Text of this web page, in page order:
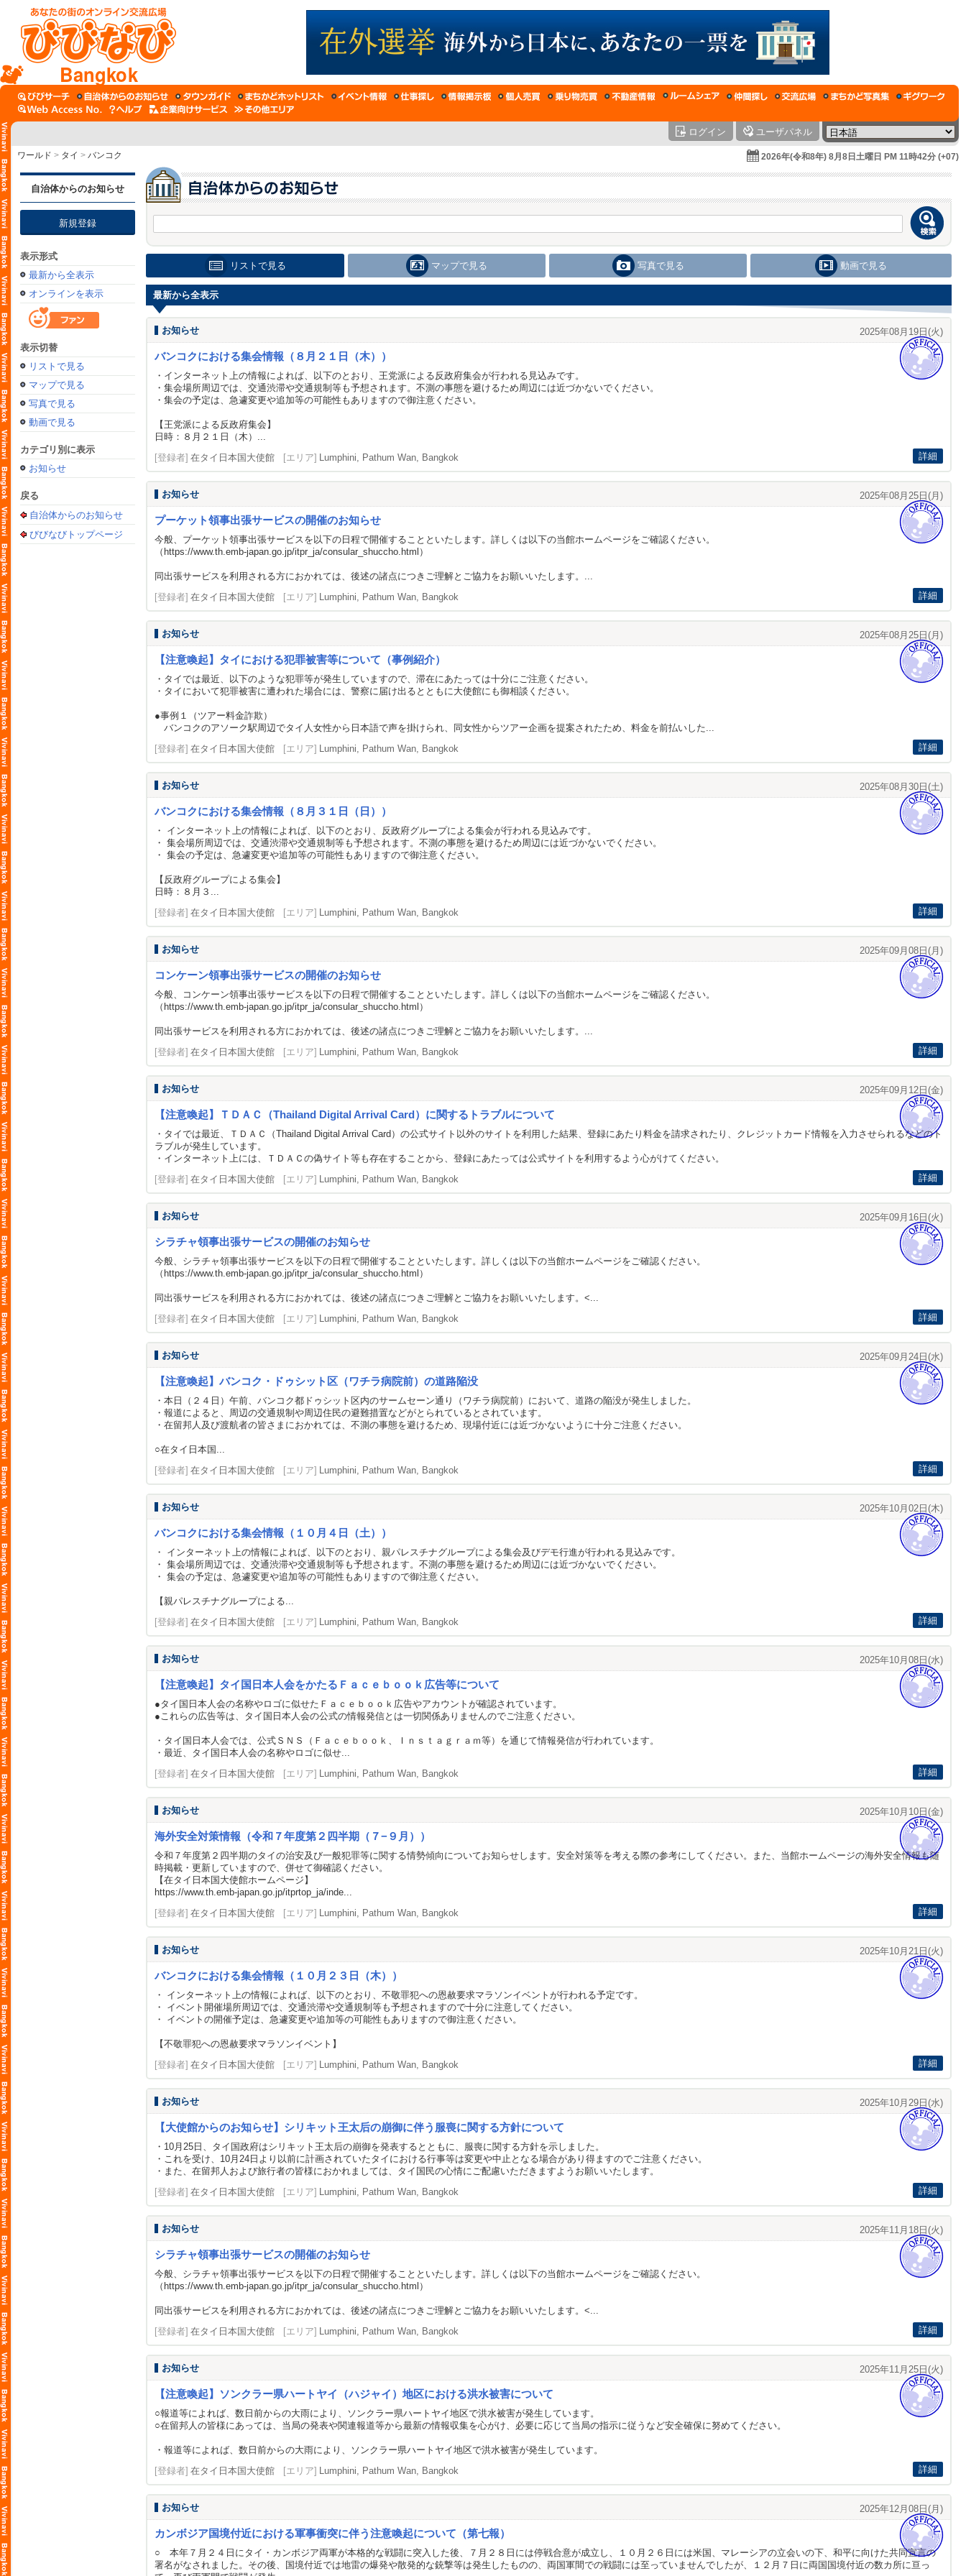
Bangkok
ログイン ユーザパネル
ワールド > タイ > バンコク 2026年(令和8年) 8月8日土曜日 PM 11時42分 (+07)
自治体からのお知らせ
新規登録
表示形式
最新から全表示
オンラインを表示
表示切替
リストで見る
マップで見る
写真で見る
動画で見る
カテゴリ別に表示
お知らせ
戻る
自治体からのお知らせ
びびなびトップページ
リストで見る マップで見る 写真で見る 動画で見る
最新から全表示
お知らせ 2025年08月19日(火)
バンコクにおける集会情報（８月２１日（木））
・インターネット上の情報によれば、以下のとおり、王党派による反政府集会が行われる見込みです。
・集会場所周辺では、交通渋滞や交通規制等も予想されます。不測の事態を避けるため周辺には近づかないでください。
・集会の予定は、急遽変更や追加等の可能性もありますので御注意ください。
【王党派による反政府集会】
日時：８月２１日（木）...
[登録者] 在タイ日本国大使館 [エリア] Lumphini, Pathum Wan, Bangkok 詳細
お知らせ 2025年08月25日(月)
プーケット領事出張サービスの開催のお知らせ
今般、プーケット領事出張サービスを以下の日程で開催することといたします。詳しくは以下の当館ホームページをご確認ください。
（ https://www.th.emb-japan.go.jp/itpr_ja/consular_shuccho.html ）
同出張サービスを利用される方におかれては、後述の諸点につきご理解とご協力をお願いいたします。...
[登録者] 在タイ日本国大使館 [エリア] Lumphini, Pathum Wan, Bangkok 詳細
お知らせ 2025年08月25日(月)
【注意喚起】タイにおける犯罪被害等について（事例紹介）
・タイでは最近、以下のような犯罪等が発生していますので、滞在にあたっては十分にご注意ください。
・タイにおいて犯罪被害に遭われた場合には、警察に届け出るとともに大使館にも御相談ください。
●事例１（ツアー料金詐欺）
バンコクのアソーク駅周辺でタイ人女性から日本語で声を掛けられ、同女性からツアー企画を提案されたため、料金を前払いした...
[登録者] 在タイ日本国大使館 [エリア] Lumphini, Pathum Wan, Bangkok 詳細
お知らせ 2025年08月30日(土)
バンコクにおける集会情報（８月３１日（日））
・ インターネット上の情報によれば、以下のとおり、反政府グループによる集会が行われる見込みです。
・ 集会場所周辺では、交通渋滞や交通規制等も予想されます。不測の事態を避けるため周辺には近づかないでください。
・ 集会の予定は、急遽変更や追加等の可能性もありますので御注意ください。
【反政府グループによる集会】
日時：８月３...
[登録者] 在タイ日本国大使館 [エリア] Lumphini, Pathum Wan, Bangkok 詳細
お知らせ 2025年09月08日(月)
コンケーン領事出張サービスの開催のお知らせ
今般、コンケーン領事出張サービスを以下の日程で開催することといたします。詳しくは以下の当館ホームページをご確認ください。
（ https://www.th.emb-japan.go.jp/itpr_ja/consular_shuccho.html ）
同出張サービスを利用される方におかれては、後述の諸点につきご理解とご協力をお願いいたします。...
[登録者] 在タイ日本国大使館 [エリア] Lumphini, Pathum Wan, Bangkok 詳細
お知らせ 2025年09月12日(金)
【注意喚起】ＴＤＡＣ（Thailand Digital Arrival Card）に関するトラブルについて
・タイでは最近、ＴＤＡＣ（Thailand Digital Arrival Card）の公式サイト以外のサイトを利用した結果、登録にあたり料金を請求されたり、クレジットカード情報を入力させられるなどのト
ラブルが発生しています。
・インターネット上には、ＴＤＡＣの偽サイト等も存在することから、登録にあたっては公式サイトを利用するよう心がけてください。
[登録者] 在タイ日本国大使館 [エリア] Lumphini, Pathum Wan, Bangkok 詳細
お知らせ 2025年09月16日(火)
シラチャ領事出張サービスの開催のお知らせ
今般、シラチャ領事出張サービスを以下の日程で開催することといたします。詳しくは以下の当館ホームページをご確認ください。
（ https://www.th.emb-japan.go.jp/itpr_ja/consular_shuccho.html ）
同出張サービスを利用される方におかれては、後述の諸点につきご理解とご協力をお願いいたします。<...
[登録者] 在タイ日本国大使館 [エリア] Lumphini, Pathum Wan, Bangkok 詳細
お知らせ 2025年09月24日(水)
【注意喚起】バンコク・ドゥシット区（ワチラ病院前）の道路陥没
・本日（２４日）午前、バンコク都ドゥシット区内のサームセーン通り（ワチラ病院前）において、道路の陥没が発生しました。
・報道によると、周辺の交通規制や周辺住民の避難措置などがとられているとされています。
・在留邦人及び渡航者の皆さまにおかれては、不測の事態を避けるため、現場付近には近づかないように十分ご注意ください。
○在タイ日本国...
[登録者] 在タイ日本国大使館 [エリア] Lumphini, Pathum Wan, Bangkok 詳細
お知らせ 2025年10月02日(木)
バンコクにおける集会情報（１０月４日（土））
・ インターネット上の情報によれば、以下のとおり、親パレスチナグループによる集会及びデモ行進が行われる見込みです。
・ 集会場所周辺では、交通渋滞や交通規制等も予想されます。不測の事態を避けるため周辺には近づかないでください。
・ 集会の予定は、急遽変更や追加等の可能性もありますので御注意ください。
【親パレスチナグループによる...
[登録者] 在タイ日本国大使館 [エリア] Lumphini, Pathum Wan, Bangkok 詳細
お知らせ 2025年10月08日(水)
【注意喚起】タイ国日本人会をかたるＦａｃｅｂｏｏｋ広告等について
●タイ国日本人会の名称やロゴに似せたＦａｃｅｂｏｏｋ広告やアカウントが確認されています。
●これらの広告等は、タイ国日本人会の公式の情報発信とは一切関係ありませんのでご注意ください。
・タイ国日本人会では、公式ＳＮＳ（Ｆａｃｅｂｏｏｋ、Ｉｎｓｔａｇｒａｍ等）を通じて情報発信が行われています。
・最近、タイ国日本人会の名称やロゴに似せ...
[登録者] 在タイ日本国大使館 [エリア] Lumphini, Pathum Wan, Bangkok 詳細
お知らせ 2025年10月10日(金)
海外安全対策情報（令和７年度第２四半期（７−９月））
令和７年度第２四半期のタイの治安及び一般犯罪等に関する情勢傾向についてお知らせします。安全対策等を考える際の参考にしてください。また、当館ホームページの海外安全情報も随
時掲載・更新していますので、併せて御確認ください。
【在タイ日本国大使館ホームページ】
https://www.th.emb-japan.go.jp/itprtop_ja/inde...
[登録者] 在タイ日本国大使館 [エリア] Lumphini, Pathum Wan, Bangkok 詳細
お知らせ 2025年10月21日(火)
バンコクにおける集会情報（１０月２３日（木））
・ インターネット上の情報によれば、以下のとおり、不敬罪犯への恩赦要求マラソンイベントが行われる予定です。
・ イベント開催場所周辺では、交通渋滞や交通規制等も予想されますので十分に注意してください。
・ イベントの開催予定は、急遽変更や追加等の可能性もありますので御注意ください。
【不敬罪犯への恩赦要求マラソンイベント】
[登録者] 在タイ日本国大使館 [エリア] Lumphini, Pathum Wan, Bangkok 詳細
お知らせ 2025年10月29日(水)
【大使館からのお知らせ】シリキット王太后の崩御に伴う服喪に関する方針について
・10月25日、タイ国政府はシリキット王太后の崩御を発表するとともに、服喪に関する方針を示しました。
・これを受け、10月24日より以前に計画されていたタイにおける行事等は変更や中止となる場合があり得ますのでご注意ください。
・また、在留邦人および旅行者の皆様におかれましては、タイ国民の心情にご配慮いただきますようお願いいたします。
[登録者] 在タイ日本国大使館 [エリア] Lumphini, Pathum Wan, Bangkok 詳細
お知らせ 2025年11月18日(火)
シラチャ領事出張サービスの開催のお知らせ
今般、シラチャ領事出張サービスを以下の日程で開催することといたします。詳しくは以下の当館ホームページをご確認ください。
（ https://www.th.emb-japan.go.jp/itpr_ja/consular_shuccho.html ）
同出張サービスを利用される方におかれては、後述の諸点につきご理解とご協力をお願いいたします。<...
[登録者] 在タイ日本国大使館 [エリア] Lumphini, Pathum Wan, Bangkok 詳細
お知らせ 2025年11月25日(火)
【注意喚起】ソンクラー県ハートヤイ（ハジャイ）地区における洪水被害について
○報道等によれば、数日前からの大雨により、ソンクラー県ハートヤイ地区で洪水被害が発生しています。
○在留邦人の皆様にあっては、当局の発表や関連報道等から最新の情報収集を心がけ、必要に応じて当局の指示に従うなど安全確保に努めてください。
・報道等によれば、数日前からの大雨により、ソンクラー県ハートヤイ地区で洪水被害が発生しています。
[登録者] 在タイ日本国大使館 [エリア] Lumphini, Pathum Wan, Bangkok 詳細
お知らせ 2025年12月08日(月)
カンボジア国境付近における軍事衝突に伴う注意喚起について（第七報）
○ 本年７月２４日にタイ・カンボジア両軍が本格的な戦闘に突入した後、７月２８日には停戦合意が成立し、１０月２６日には米国、マレーシアの立会いの下、和平に向けた共同宣言の
署名がなされました。その後、国境付近では地雷の爆発や散発的な銃撃等は発生したものの、両国軍間での戦闘には至っていませんでしたが、１２月７日に両国国境付近の数カ所に亘っ